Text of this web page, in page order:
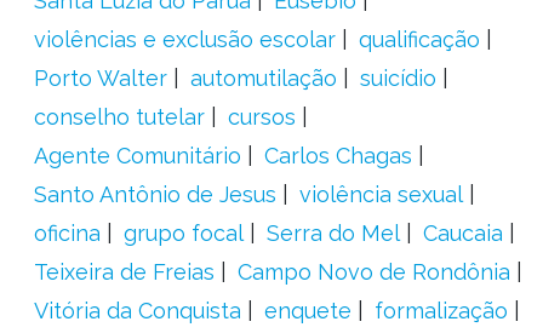
violências e exclusão escolar
qualificação
Porto Walter
automutilação
suicídio
conselho tutelar
cursos
Agente Comunitário
Carlos Chagas
Santo Antônio de Jesus
violência sexual
oficina
grupo focal Serra do Mel
Caucaia
Teixeira de Freias
Campo Novo de Rondônia
Vitória da Conquista
enquete
formalização